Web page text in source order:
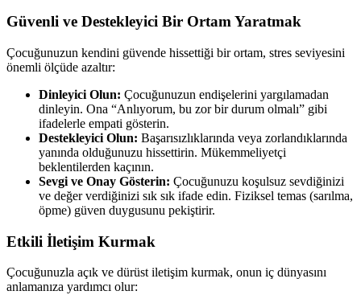
Güvenli ve Destekleyici Bir Ortam Yaratmak
Çocuğunuzun kendini güvende hissettiği bir ortam, stres seviyesini
önemli ölçüde azaltır:
Dinleyici Olun: Çocuğunuzun endişelerini yargılamadan
dinleyin. Ona “Anlıyorum, bu zor bir durum olmalı” gibi
ifadelerle empati gösterin.
Destekleyici Olun: Başarısızlıklarında veya zorlandıklarında
yanında olduğunuzu hissettirin. Mükemmeliyetçi
beklentilerden kaçının.
Sevgi ve Onay Gösterin: Çocuğunuzu koşulsuz sevdiğinizi
ve değer verdiğinizi sık sık ifade edin. Fiziksel temas (sarılma,
öpme) güven duygusunu pekiştirir.
Etkili İletişim Kurmak
Çocuğunuzla açık ve dürüst iletişim kurmak, onun iç dünyasını
anlamanıza yardımcı olur: